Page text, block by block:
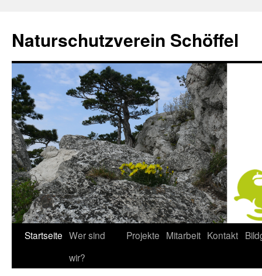
Naturschutzverein Schöffel
Zum
Startseite Wer sind
wir?
Projekte Mitarbeit Kontakt